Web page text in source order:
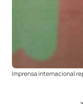
Imprensa internacional